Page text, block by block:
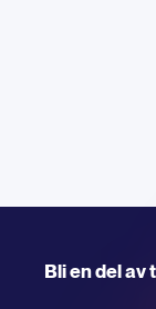
Bli en del